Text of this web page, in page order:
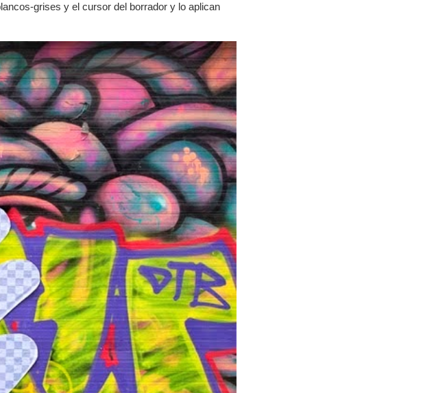
grises y el cursor del borrador y lo aplican